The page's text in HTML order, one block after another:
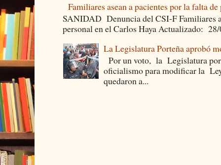
Familiares asean a pacientes por la falta
SANIDAD Denuncia del CSI-F Familiares
personal en el Carlos Haya Actualizado:
La Legislatura Porteña aprobó
Por un voto, la Legislatura
oficialismo para modificar la
quedaron a...